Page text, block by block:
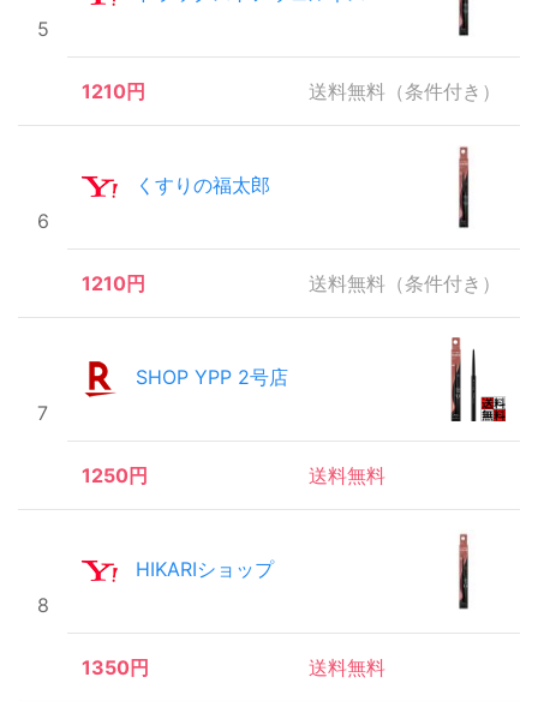
5
1210円 送料無料（条件付き）
6
くすりの福太郎
1210円 送料無料（条件付き）
7
SHOP YPP 2号店
1250円 送料無料
8
HIKARIショップ
1350円 送料無料